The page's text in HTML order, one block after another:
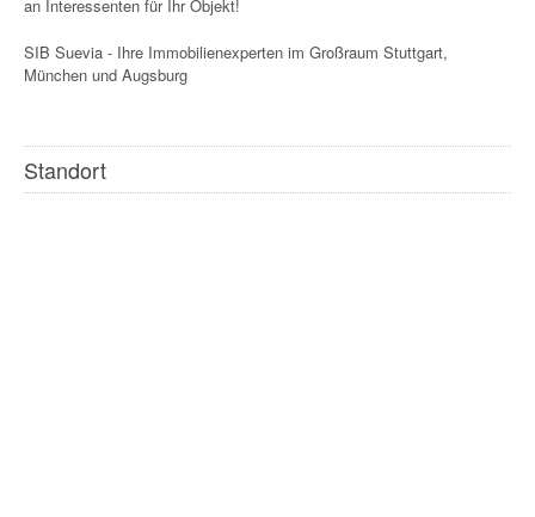
an Interessenten für Ihr Objekt!
SIB Suevia - Ihre Immobilienexperten im Großraum Stuttgart,
München und Augsburg
Standort